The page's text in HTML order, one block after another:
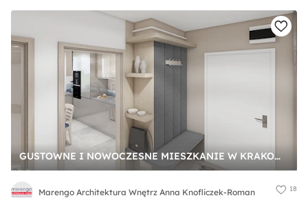
GUSTOWNE I NOWOCZESNE MIESZKANIE W KRAKOWIE - zdjęcie od Marengo Architektura Wnętrz Anna Knofliczek-Roman
Marengo Architektura Wnętrz Anna Knofliczek-Roman 18